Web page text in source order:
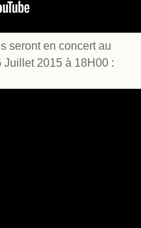
seront en concert au
2015 à 18H00 :